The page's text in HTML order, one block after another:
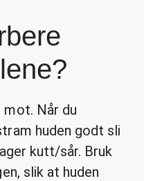
mot. Når du
huden godt sli
kutt/sår. Bruk
slik at huden